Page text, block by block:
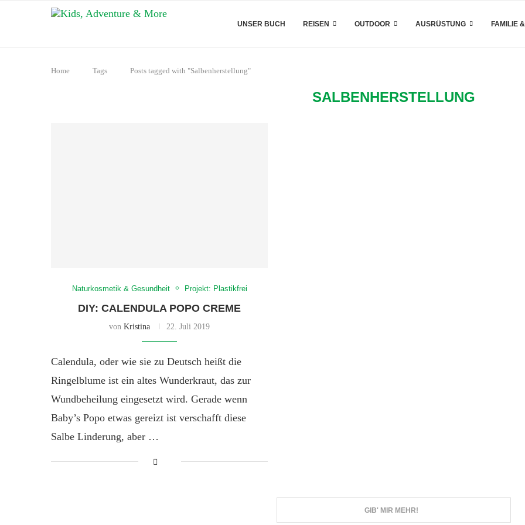
UNSER BUCH REISEN OUTDOOR AUSRÜSTUNG FAMILIE
Home Tags Posts tagged with "Salbenherstellung"
SALBENHERSTELLUNG
Naturkosmetik & Gesundheit Projekt: Plastikfrei
DIY: CALENDULA POPO CREME
von Kristina 22. Juli 2019
Calendula, oder wie sie zu Deutsch heißt die
Ringelblume ist ein altes Wunderkraut, das zur
Wundbeheilung eingesetzt wird. Gerade wenn
Baby’s Popo etwas gereizt ist verschafft diese
Salbe Linderung, aber …
GIB' MIR MEHR!